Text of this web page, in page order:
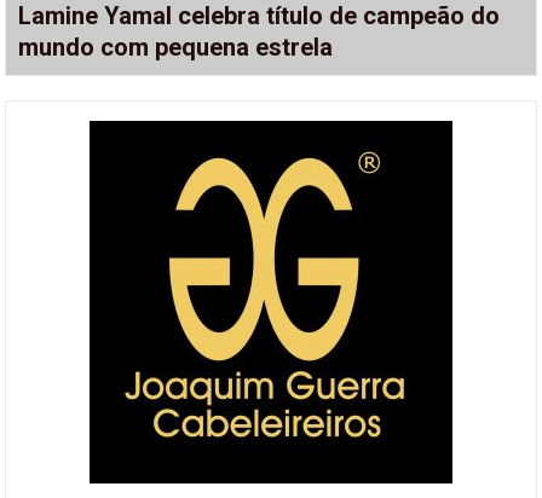
Lamine Yamal celebra título de campeão do
mundo com pequena estrela